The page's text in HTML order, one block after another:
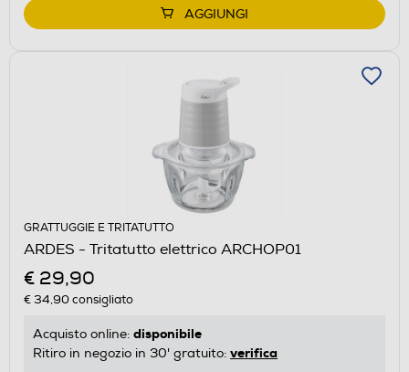
AGGIUNGI
GRATTUGGIE E TRITATUTTO
ARDES - Tritatutto elettrico ARCHOP01
€ 29,90
€ 34,90consigliato
Acquisto online: disponibile
Ritiro in negozio in 30' gratuito: verifica